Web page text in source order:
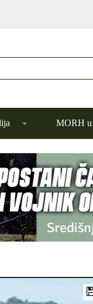
MORH u